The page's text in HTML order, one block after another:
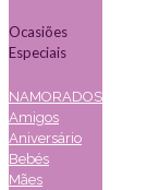
Ocasiões
Especiais
NAMORADOS
Amigos
Aniversário
Bebés
Mães